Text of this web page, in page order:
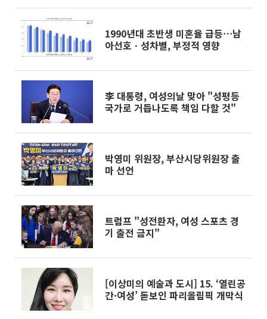
1990년대 초반생 미혼율 급등⋯남
아선호ㆍ성차별, 부정적 영향
李 대통령, 여성의날 맞아 "성평등
국가로 거듭나도록 책임 다할 것"
박영미 위원장, 부산시당위원장 출
마 선언
트럼프 "성전환자, 여성 스포츠 경
기 출전 금지"
[이상미의 예술과 도시] 15. ‘열린공
간·여성’ 돋보인 파리올림픽 개막식